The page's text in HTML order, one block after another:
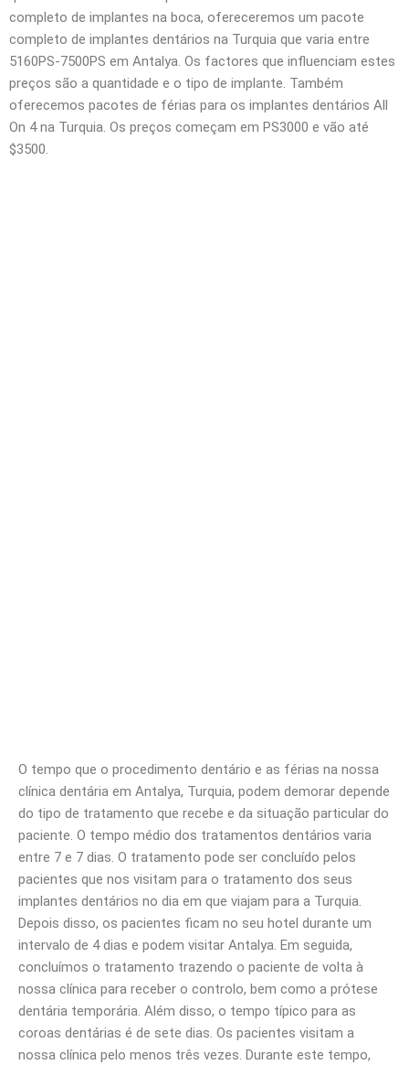
completo de implantes na boca, ofereceremos um pacote
completo de implantes dentários na Turquia que varia entre
5160PS-7500PS em Antalya. Os factores que influenciam estes
preços são a quantidade e o tipo de implante. Também
oferecemos pacotes de férias para os implantes dentários All
On 4 na Turquia. Os preços começam em PS3000 e vão até
$3500.
O tempo que o procedimento dentário e as férias na nossa
clínica dentária em Antalya, Turquia, podem demorar depende
do tipo de tratamento que recebe e da situação particular do
paciente. O tempo médio dos tratamentos dentários varia
entre 7 e 7 dias. O tratamento pode ser concluído pelos
pacientes que nos visitam para o tratamento dos seus
implantes dentários no dia em que viajam para a Turquia.
Depois disso, os pacientes ficam no seu hotel durante um
intervalo de 4 dias e podem visitar Antalya. Em seguida,
concluímos o tratamento trazendo o paciente de volta à
nossa clínica para receber o controlo, bem como a prótese
dentária temporária. Além disso, o tempo típico para as
coroas dentárias é de sete dias. Os pacientes visitam a
nossa clínica pelo menos três vezes. Durante este tempo,